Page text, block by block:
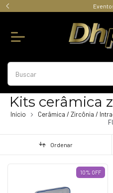
Kits cerâmica
Início Cerâmica / Zircônia /
Ordenar
10% OFF